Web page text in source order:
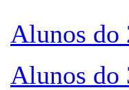
Alunos do
Alunos do